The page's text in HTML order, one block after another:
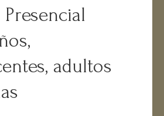
adultos